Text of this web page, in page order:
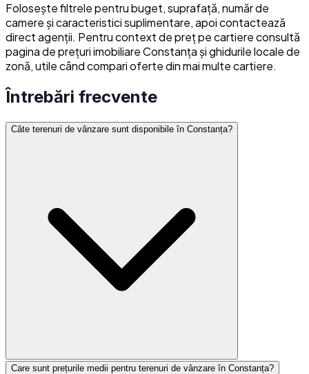
Folosește filtrele pentru buget, suprafață, număr de
camere și caracteristici suplimentare, apoi contactează
direct agenții. Pentru context de preț pe cartiere consultă
pagina de prețuri imobiliare Constanța și ghidurile locale de
zonă, utile când compari oferte din mai multe cartiere.
Întrebări frecvente
Câte terenuri de vânzare sunt disponibile în Constanța?
Care sunt prețurile medii pentru terenuri de vânzare în Constanța?